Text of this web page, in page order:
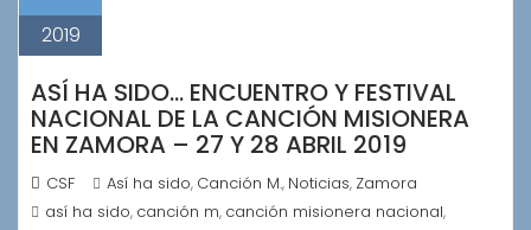
2019
ASÍ HA SIDO… ENCUENTRO Y FESTIVAL
NACIONAL DE LA CANCIÓN MISIONERA
EN ZAMORA – 27 Y 28 ABRIL 2019
CSF Así ha sido, Canción M., Noticias, Zamora
así ha sido, canción m, canción misionera nacional,